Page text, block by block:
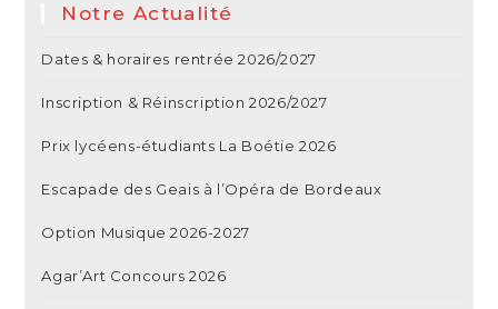
Notre Actualité
Dates & horaires rentrée 2026/2027
Inscription & Réinscription 2026/2027
Prix lycéens-étudiants La Boétie 2026
Escapade des Geais à l’Opéra de Bordeaux
Option Musique 2026-2027
Agar’Art Concours 2026